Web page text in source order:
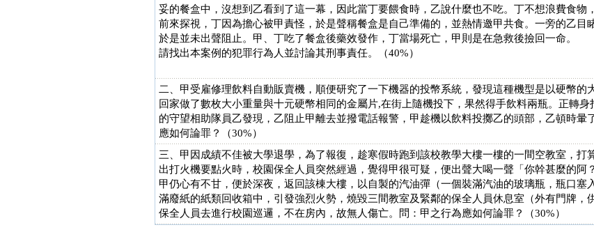
妥的餐盒中，沒想到乙看到了這一幕，因此當丁要餵食時，乙說什麼也不吃。丁不想浪費食物
前來探視，丁因為擔心被甲責怪，於是聲稱餐盒是自己準備的，並熱情邀甲共食。一旁的乙目
於是並未出聲阻止。甲、丁吃了餐盒後藥效發作，丁當場死亡，甲則是在急救後撿回一命。
請找出本案例的犯罪行為人並討論其刑事責任。（40%）
二、甲受雇修理飲料自動販賣機，順便研究了一下機器的投幣系統，發現這種機型是以硬幣的
回家做了數枚大小重量與十元硬幣相同的金屬片,在街上隨機投下，果然得手飲料兩瓶。正轉
的守望相助隊員乙發現，乙阻止甲離去並撥電話報警，甲趁機以飲料投擲乙的頭部，乙頓時暈
應如何論罪？（30%）
三、甲因成績不佳被大學退學，為了報復，趁寒假時跑到該校教學大樓一樓的一間空教室，打
出打火機要點火時，校園保全人員突然經過，覺得甲很可疑，便出聲大喝一聲「你幹甚麼的阿
甲仍心有不甘，便於深夜，返回該棟大樓，以自製的汽油彈（一個裝滿汽油的玻璃瓶，瓶口塞
滿廢紙的紙類回收箱中，引發強烈火勢，燒毀三間教室及緊鄰的保全人員休息室（外有門牌，
保全人員去進行校園巡邏，不在房內，故無人傷亡。問：甲之行為應如何論罪？（30%）